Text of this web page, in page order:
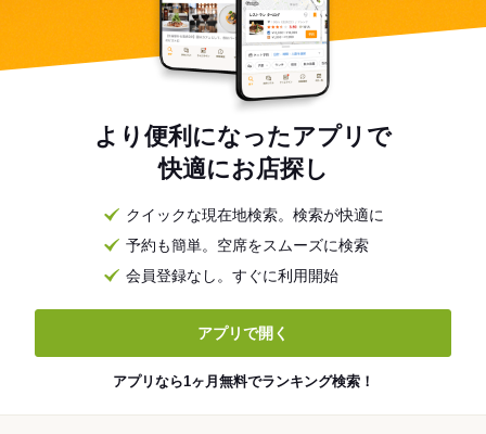
より便利になったアプリで
快適にお店探し
クイックな現在地検索。検索が快適に
予約も簡単。空席をスムーズに検索
会員登録なし。すぐに利用開始
アプリで開く
アプリなら1ヶ月無料でランキング検索！